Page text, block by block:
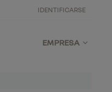
IDENTIFICARSE
EMPRESA